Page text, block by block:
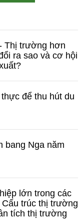
Thị trường hơn
ra sao và cơ hội
để thu hút du
bang Nga năm
lớn trong các
trúc thị trường
tích thị trường